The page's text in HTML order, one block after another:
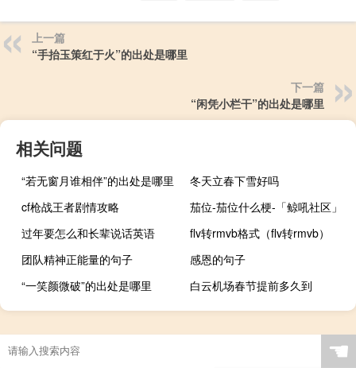
上一篇
“手抬玉策红于火”的出处是哪里
下一篇
“闲凭小栏干”的出处是哪里
相关问题
“若无窗月谁相伴”的出处是哪里
冬天立春下雪好吗
cf枪战王者剧情攻略
茄位-茄位什么梗-「鲸吼社区」
过年要怎么和长辈说话英语
flv转rmvb格式（flv转rmvb）
团队精神正能量的句子
感恩的句子
“一笑颜微破”的出处是哪里
白云机场春节提前多久到
☚